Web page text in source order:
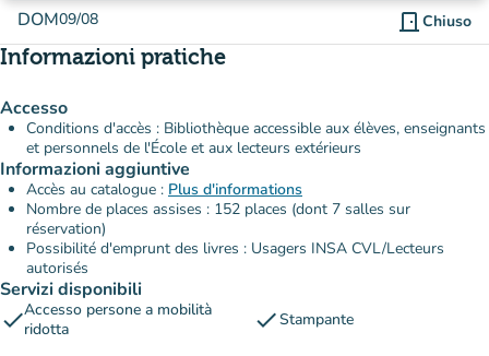
DOM09/08 door_front Chiuso
Informazioni pratiche
Accesso
Conditions d'accès : Bibliothèque accessible aux élèves, enseignants
et personnels de l'École et aux lecteurs extérieurs
Informazioni aggiuntive
Accès au catalogue : Plus d'informations
Nombre de places assises : 152 places (dont 7 salles sur
réservation)
Possibilité d'emprunt des livres : Usagers INSA CVL/Lecteurs
autorisés
Servizi disponibili
checkAccesso persone a mobilità
ridotta
checkStampante